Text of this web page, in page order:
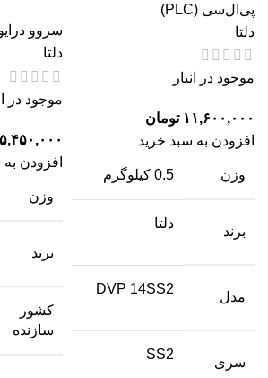
پی‌ال‌سی (PLC)
دلتا
موجود در انبار
۱۱,۶۰۰,۰۰۰ تومان
افزودن به سبد خرید
وزن 0.5 کیلوگرم
برند
دلتا
مدل
DVP 14SS2
سری
SS2
سروو
دلتا
موجود در
افزودن
وزن
برند
کشور
سازنده